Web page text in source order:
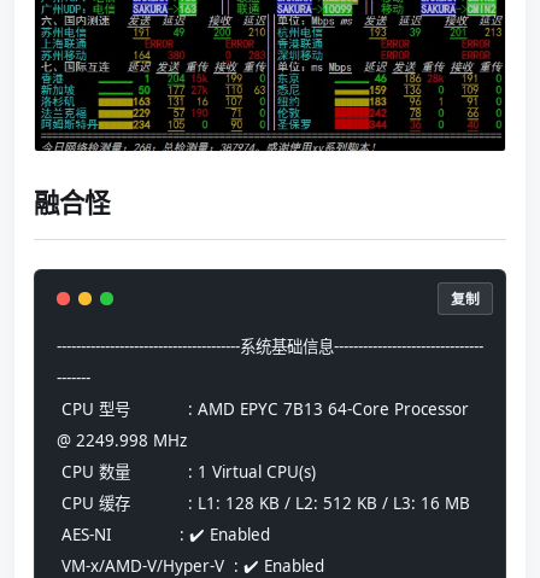
融合怪
--------------------------------------系统基础信息-------------------------------
-------
@ 2249.998 MHz
CPU 数量            : 1 Virtual CPU(s)
CPU 缓存            : L1: 128 KB / L2: 512 KB / L3: 16 MB
AES-NI              : ✔️ Enabled
VM-x/AMD-V/Hyper-V  : ✔️ Enabled
复制